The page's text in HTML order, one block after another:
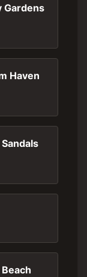
Gardens
Haven